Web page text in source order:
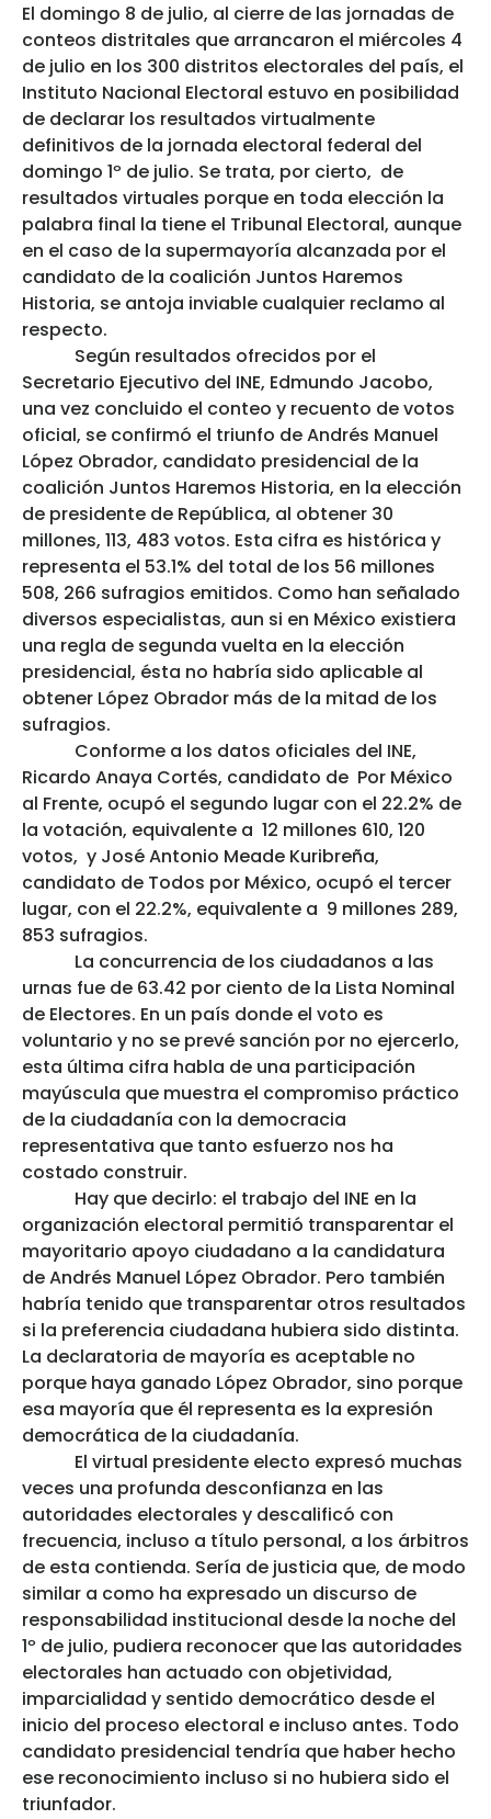
El domingo 8 de julio, al cierre de las jornadas de
conteos distritales que arrancaron el miércoles 4
de julio en los 300 distritos electorales del país, el
Instituto Nacional Electoral estuvo en posibilidad
de declarar los resultados virtualmente
definitivos de la jornada electoral federal del
domingo 1º de julio. Se trata, por cierto, de
resultados virtuales porque en toda elección la
palabra final la tiene el Tribunal Electoral, aunque
en el caso de la supermayoría alcanzada por el
candidato de la coalición Juntos Haremos
Historia, se antoja inviable cualquier reclamo al
respecto.
Según resultados ofrecidos por el
Secretario Ejecutivo del INE, Edmundo Jacobo,
una vez concluido el conteo y recuento de votos
oficial, se confirmó el triunfo de Andrés Manuel
López Obrador, candidato presidencial de la
coalición Juntos Haremos Historia, en la elección
de presidente de República, al obtener 30
millones, 113, 483 votos. Esta cifra es histórica y
representa el 53.1% del total de los 56 millones
508, 266 sufragios emitidos. Como han señalado
diversos especialistas, aun si en México existiera
una regla de segunda vuelta en la elección
presidencial, ésta no habría sido aplicable al
obtener López Obrador más de la mitad de los
sufragios.
Conforme a los datos oficiales del INE,
Ricardo Anaya Cortés, candidato de Por México
al Frente, ocupó el segundo lugar con el 22.2% de
la votación, equivalente a 12 millones 610, 120
votos, y José Antonio Meade Kuribreña,
candidato de Todos por México, ocupó el tercer
lugar, con el 22.2%, equivalente a 9 millones 289,
853 sufragios.
La concurrencia de los ciudadanos a las
urnas fue de 63.42 por ciento de la Lista Nominal
de Electores. En un país donde el voto es
voluntario y no se prevé sanción por no ejercerlo,
esta última cifra habla de una participación
mayúscula que muestra el compromiso práctico
de la ciudadanía con la democracia
representativa que tanto esfuerzo nos ha
costado construir.
Hay que decirlo: el trabajo del INE en la
organización electoral permitió transparentar el
mayoritario apoyo ciudadano a la candidatura
de Andrés Manuel López Obrador. Pero también
habría tenido que transparentar otros resultados
si la preferencia ciudadana hubiera sido distinta.
La declaratoria de mayoría es aceptable no
porque haya ganado López Obrador, sino porque
esa mayoría que él representa es la expresión
democrática de la ciudadanía.
El virtual presidente electo expresó muchas
veces una profunda desconfianza en las
autoridades electorales y descalificó con
frecuencia, incluso a título personal, a los árbitros
de esta contienda. Sería de justicia que, de modo
similar a como ha expresado un discurso de
responsabilidad institucional desde la noche del
1º de julio, pudiera reconocer que las autoridades
electorales han actuado con objetividad,
imparcialidad y sentido democrático desde el
inicio del proceso electoral e incluso antes. Todo
candidato presidencial tendría que haber hecho
ese reconocimiento incluso si no hubiera sido el
triunfador.